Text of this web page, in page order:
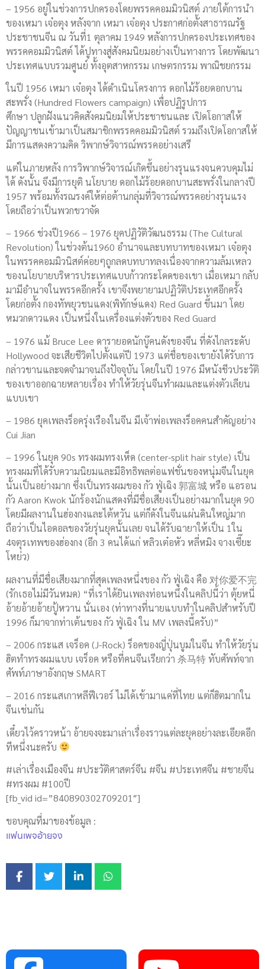
– 1956 อยู่ในช่วงการปกครองโดยพรรคคอมมิวนิสต์ ภายใต้การนำ
ของเหมา เจ๋อตุง หลังจาก เหมา เจ๋อตุง ประกาศก่อตั้งสาธารณรัฐ
ประชาชนจีน ณ วันที่1 ตุลาคม 1949 หลังการปกครองประเทศของ
พรรคคอมมิวนิสต์ ได้ปูทางสู่สังคมนิยมอย่างเป็นทางการ โดยพัฒนา
ประเทศแบบรวมศูนย์ ทั้งอุตสาหกรรม เกษตรกรรม พาณิชยกรรม
ในปี 1956 เหมา เจ๋อตุง ได้ดำเนินโครงการ ดอกไม้ร้อยดอกบาน
สะพรั่ง (Hundred Flowers campaign) เพื่อปฏิรูปการ
ศึกษา ปลูกฝังแนวคิดสังคมนิยมให้ประชาชนและ เปิดโอกาสให้
ปัญญาชนเข้ามาเป็นสมาชิกพรรคคอมมิวนิสต์ รวมถึงเปิดโอกาสให้
มีการแสดงความคิด วิพากษ์วิจารณ์พรรคอย่างเสรี
แต่ในภายหลัง การวิพากษ์วิจารณ์เกิดขึ้นอย่างรุนแรงจนควบคุมไม่
ได้ ดังนั้น จึงมีการยุติ นโยบาย ดอกไม้ร้อยดอกบานสะพรั่งในกลางปี
1957 พร้อมทั้งรณรงค์ให้ต่อต้านกลุ่มที่วิจารณ์พรรคอย่างรุนแรง
โดยถือว่าเป็นพวกขวาจัด
– 1966 ช่วงปี1966 – 1976 ยุคปฏิวัติวัฒนธรรม (The Cultural
Revolution) ในช่วงต้น1960 อำนาจและบทบาทของเหมา เจ๋อตุง
ในพรรคคอมมิวนิสต์ค่อยๆถูกลดบทบาทลงเนื่องจากความล้มเหลว
ของนโยบายบริหารประเทศแบบก้าวกระโดดของเขา เมื่อเหมา กลับ
มามีอำนาจในพรรคอีกครั้ง เขาจึงพยายามปฏิวัติประเทศอีกครั้ง
โดยก่อตั้ง กองทัพยุวชนแดง(พิทักษ์แดง) Red Guard ขึ้นมา โดย
หมวกดาวแดง เป็นหนึ่งในเครื่องแต่งตัวของ Red Guard
– 1976 แม้ Bruce Lee ดารายอดนักบู๊คนดังของจีน ที่ดังไกลระดับ
Hollywood จะเสียชีวิตไปตั้งแต่ปี 1973 แต่ชื่อของเขายังได้รับการ
กล่าวขานและจดจำมาจนถึงปัจจุบัน โดยในปี 1976 มีหนังชีวประวัติ
ของเขาออกฉายหลายเรื่อง ทำให้วัยรุ่นจีนทำผมและแต่งตัวเลียน
แบบเขา
– 1986 ยุคเพลงร็อครุ่งเรืองในจีน มีเจ้าพ่อเพลงร็อคคนสำคัญอย่าง
Cui Jian
– 1996 ในยุค 90s ทรงผมทรงเห็ด (center-split hair style) เป็น
ทรงผมที่ได้รับความนิยมและมีอิทธิพลต่อแฟชั่นของหนุ่มจีนในยุค
นั้นเป็นอย่างมาก ซึ่งเป็นทรงผมของ กัว ฟู่เฉิง 郭富城 หรือ แอรอน
กัว Aaron Kwok นักร้องนักแสดงที่มีชื่อเสียงเป็นอย่างมากในยุค 90
โดยมีผลงานในฮ่องกงและไต้หวัน แต่ก็ดังในจีนแผ่นดินใหญ่มาก
ถือว่าเป็นไอดอลของวัยรุ่นยุคนั้นเลย จนได้รับฉายาให้เป็น 1ใน
4จตุรเทพของฮ่องกง (อีก 3 คนได้แก่ หลิวเต๋อหัว หลี่หมิง จางเซี๊ยะ
โหย่ว)
ผลงานที่มีชื่อเสียงมากที่สุดเพลงหนึ่งของ กัว ฟู่เฉิง คือ 对你爱不完
(รักเธอไม่มีวันหมด) “ที่เราได้ยินเพลงท่อนหนึ่งในคลิปนี้ว่า ตุ้ยหนี่
อ้ายอ้ายอ้ายปู้หวาน นั่นเอง (ท่าทางที่นายแบบทำในคลิปสำหรับปี
1996 ก็มาจากท่าเต้นของ กัว ฟู่เฉิง ใน MV เพลงนี้ครับ)”
– 2006 กระแส เจร็อค (J-Rock) ร็อคของญี่ปุ่นบูมในจีน ทำให้วัยรุ่น
ฮิตทำทรงผมแบบ เจร็อค หรือที่คนจีนเรียกว่า 杀马特 ทับศัพท์จาก
ศัพท์ภาษาอังกฤษ SMART
– 2016 กระแสเกาหลีฟีเวอร์ ไม่ได้เข้ามาแค่ที่ไทย แต่ก็ฮิตมากใน
จีนเช่นกัน
เดี๋ยวไว้คราวหน้า อ้ายจงจะมาเล่าเรื่องราวแต่ละยุคอย่างละเอียดอีก
ทีหนึ่งนะครับ
#เล่าเรื่องเมืองจีน #ประวัติศาสตร์จีน #จีน #ประเทศจีน #ชายจีน
#ทรงผม #100ปี
[fb_vid id=”840890302709201″]
ขอบคุณที่มาของข้อมูล :
แฟนเพจอ้ายจง